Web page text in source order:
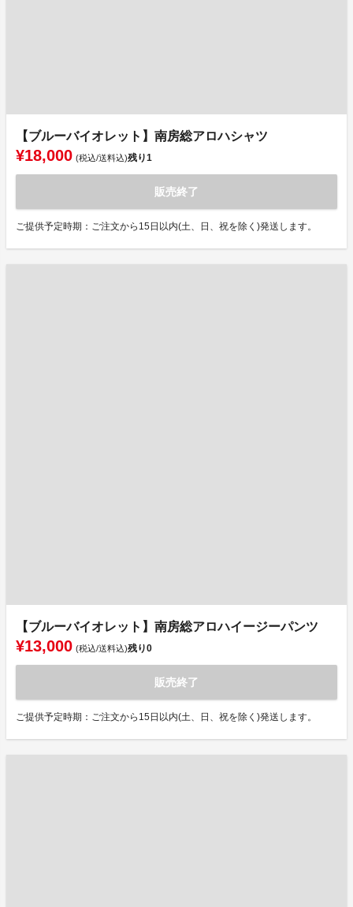
【ブルーバイオレット】南房総アロハシャツ
¥18,000 (税込/送料込)残り1
販売終了
ご提供予定時期：ご注文から15日以内(土、日、祝を除く)発送します。
【ブルーバイオレット】南房総アロハイージーパンツ
¥13,000 (税込/送料込)残り0
販売終了
ご提供予定時期：ご注文から15日以内(土、日、祝を除く)発送します。